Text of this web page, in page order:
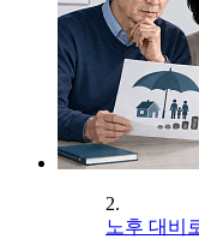
2.
노후 대비